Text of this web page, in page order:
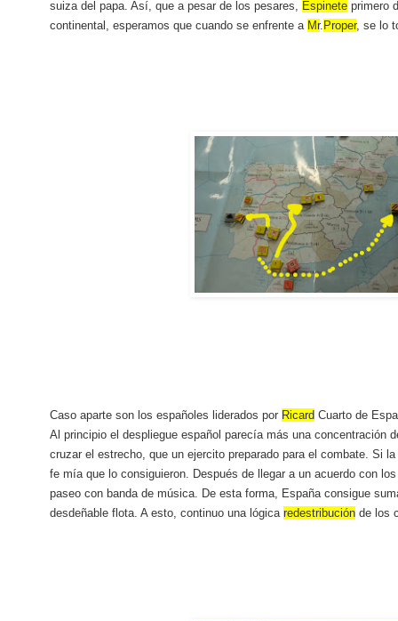
suiza del papa. Así, que a pesar de los pesares, Espinete primero
continental, esperamos que cuando se enfrente a Mr. Proper, se lo
Caso aparte son los españoles liderados por Ricard Cuarto de
Al principio el despliegue español parecía más una concentración
cruzar el estrecho, que un ejercito preparado para el combate. Si
fe mía que lo consiguieron. Después de llegar a un acuerdo con
paseo con banda de música. De esta forma, España consigue
desdeñable flota. A esto, continuo una lógicaredestribución de los